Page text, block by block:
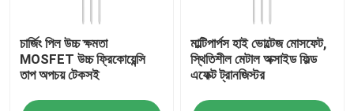
SIC পাওয়ার সেমিকন্ডাক্টর
চার্জিং পিল উচ্চ ক্ষমতা
MOSFET উচ্চ ফ্রিকোয়েন্সি
তাপ অপচয় টেকসই
মাল্টিপার্পস হাই ভোল্টেজ মোসফেট,
স্থিতিশীল মেটাল অক্সাইড ফিল্ড
এফেক্ট ট্রানজিস্টর